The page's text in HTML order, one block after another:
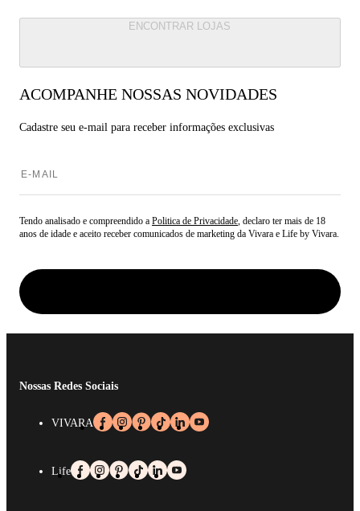
ENCONTRAR LOJAS
ACOMPANHE NOSSAS NOVIDADES
Cadastre seu e-mail para receber informações exclusivas
Tendo analisado e compreendido a Politica de Privacidade, declaro ter mais de 18
anos de idade e aceito receber comunicados de marketing da Vivara e Life by Vivara.
Nossas Redes Sociais
VIVARA
Life